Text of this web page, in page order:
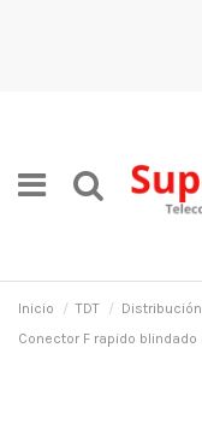
Inicio TDT
Conector F rapido blindado